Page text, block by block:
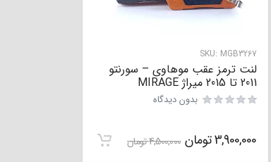
SKU: MGB3267
لنت ترمز عقب موهاوی – سورنتو
2011 تا 2015 میراژ MIRAGE
بدون دیدگاه
3,900,000تومان 4,500,000تومان